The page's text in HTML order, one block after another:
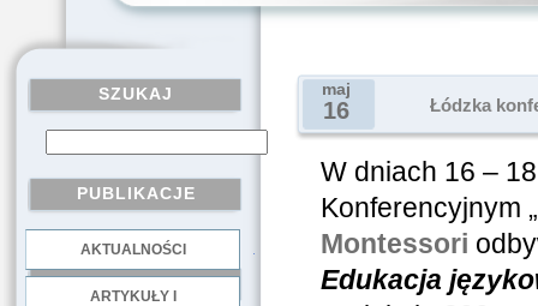
SZUKAJ
PUBLIKACJE
AKTUALNOŚCI
ARTYKUŁY I
maj
16 Łódzka
W dniach 16 –
Konferencyjnym
Montessori
Edukacja